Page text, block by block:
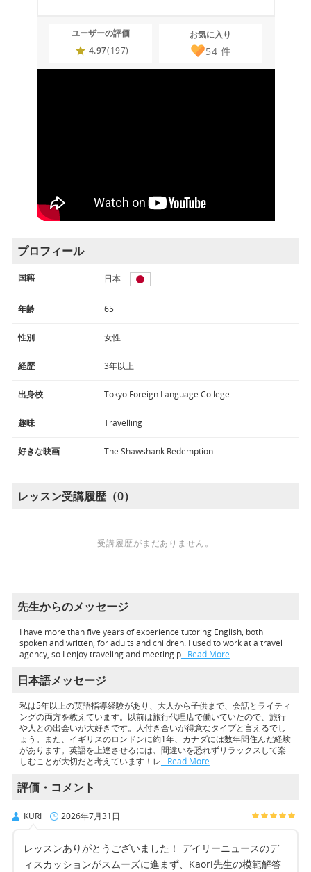
ユーザーの評価
4.97(197)
お気に入り
54 件
プロフィール
国籍 日本
年齢 65
性別 女性
経歴 3年以上
出身校 Tokyo Foreign Language College
趣味 Travelling
好きな映画 The Shawshank Redemption
レッスン受講履歴（0）
受講履歴がまだありません。
先生からのメッセージ
I have more than five years of experience tutoring English, both
spoken and written, for adults and children. I used to work at a travel
agency, so I enjoy traveling and meeting p…Read More
日本語メッセージ
私は5年以上の英語指導経験があり、大人から子供まで、会話とライティ
ングの両方を教えています。以前は旅行代理店で働いていたので、旅行
や人との出会いが大好きです。人付き合いが得意なタイプと言えるでし
ょう。また、イギリスのロンドンに約1年、カナダには数年間住んだ経験
があります。英語を上達させるには、間違いを恐れずリラックスして楽
しむことが大切だと考えています！レ…Read More
評価・コメント
KURI 2026年7月31日
レッスンありがとうございました！ デイリーニュースのデ
ィスカッションがスムーズに進まず、Kaori先生の模範解答